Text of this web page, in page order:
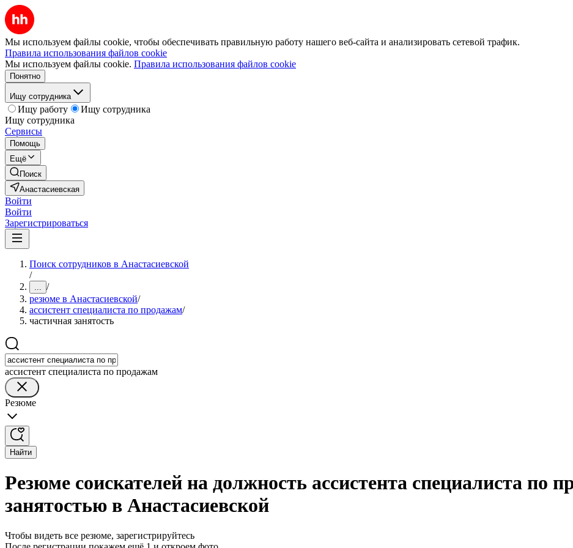
Мы используем файлы cookie, чтобы обеспечивать правильную работу нашего веб-сайта и анализировать сетевой трафик.
Правила использования файлов cookie
Мы используем файлы cookie. Правила использования файлов cookie
Понятно
Ищу сотрудника
Ищу работу
Ищу сотрудника
Ищу сотрудника
Сервисы
Помощь
Ещё
Поиск
Анастасиевская
Войти
Войти
Зарегистрироваться
Поиск сотрудников в Анастасиевской
/
... /
резюме в Анастасиевской/
ассистент специалиста по продажам/
частичная занятость
ассистент специалиста по продажам
Резюме
Найти
Резюме соискателей на должность ассистента специалиста по
занятостью в Анастасиевской
Чтобы видеть все резюме, зарегистрируйтесь